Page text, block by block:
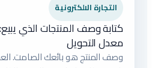
التجارة الالكترونية
كتابة وصف المنتجات الذي
معدل التحويل
وصف المنتج هو بائعك الصامت.